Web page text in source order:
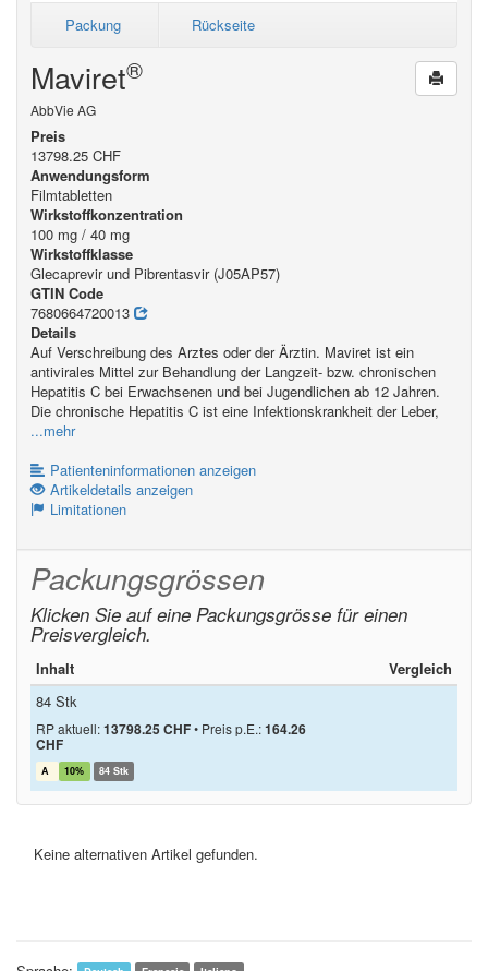
Packung Rückseite
Maviret®
AbbVie AG
Preis
13798.25 CHF
Anwendungsform
Filmtabletten
Wirkstoffkonzentration
100 mg / 40 mg
Wirkstoffklasse
Glecaprevir und Pibrentasvir (J05AP57)
GTIN Code
7680664720013
Details
Auf Verschreibung des Arztes oder der Ärztin. Maviret ist ein
antivirales Mittel zur Behandlung der Langzeit- bzw. chronischen
Hepatitis C bei Erwachsenen und bei Jugendlichen ab 12 Jahren.
Die chronische Hepatitis C ist eine Infektionskrankheit der Leber,
...mehr
Patienteninformationen anzeigen
Artikeldetails anzeigen
Limitationen
Packungsgrössen
Klicken Sie auf eine Packungsgrösse für einen
Preisvergleich.
Inhalt
Vergleich
84 Stk
RP aktuell:13798.25 CHF• Preis p.E.:164.26
CHF
A 10% 84 Stk
Keine alternativen Artikel gefunden.